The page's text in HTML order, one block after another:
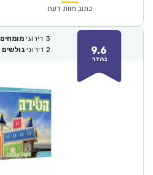
₪170.00.
כתוב חוות דעת
9.6
נהדר
3 דירוגי מומחים
2 דירוגי גולשים